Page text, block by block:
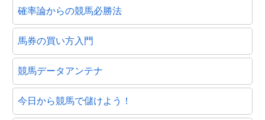
確率論からの競馬必勝法
馬券の買い方入門
競馬データアンテナ
今日から競馬で儲けよう！